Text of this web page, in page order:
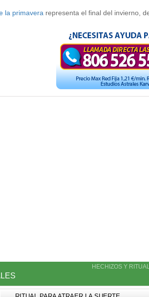
la primavera representa el final del invierno,
HECHIZOS Y